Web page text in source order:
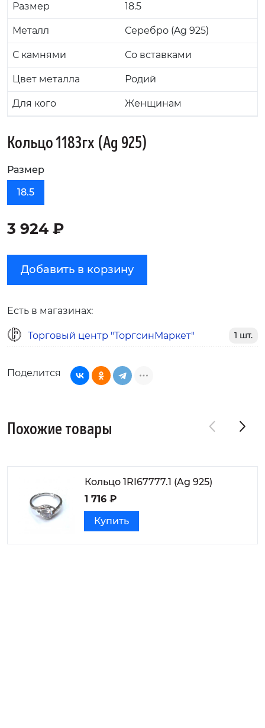
Размер 18.5
Металл Серебро (Ag 925)
С камнями Со вставками
Цвет металла Родий
Для кого Женщинам
Кольцо 1183гх (Ag 925)
Размер
18.5
3 924 ₽
Добавить в корзину
Есть в магазинах:
Торговый центр "ТоргсинМаркет" 1 шт.
Поделится
Похожие товары
Кольцо 1RI67777.1 (Ag 925)
1 716 ₽
Купить